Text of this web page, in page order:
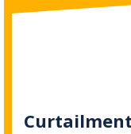
Curtailment